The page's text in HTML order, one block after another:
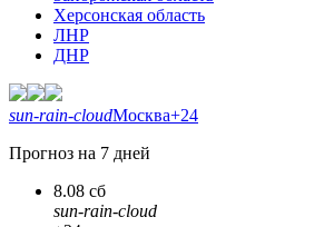
Херсонская область
ЛНР
ДНР
sun-rain-cloudМосква+24
Прогноз на 7 дней
8.08 сб
sun-rain-cloud